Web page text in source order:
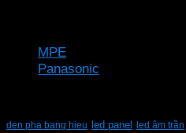
MPE
Panasonic
den pha bang hieu led panel led âm trần